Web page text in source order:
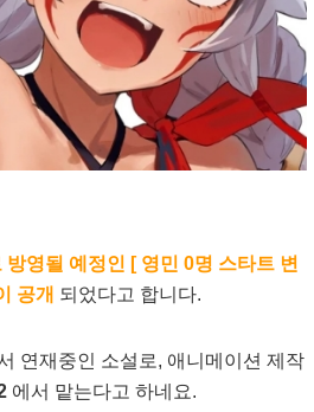
영될 예정인 [ 영민 0명 스타트 변
공개 되었다고 합니다.
연재중인 소설로, 애니메이션 제작
에서 맡는다고 하네요.